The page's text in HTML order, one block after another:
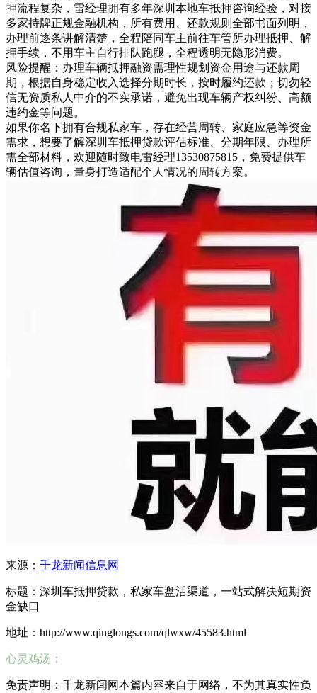
押流程复杂，雷经理拥有多年深圳本地车抵押咨询经验，对接
多家持牌正规金融机构，所有费用、还款规则全部书面列明，
办理前逐条讲解清楚，全程陪同车主前往车管所办理抵押、解
押手续，不用车主自行排队跑腿，全程透明无隐形消费。
风险提醒：办理车辆抵押融资需理性规划资金用途与还款周
期，根据自身稳定收入选择分期时长，按时履约还款；切勿轻
信无资质私人中介的不实承诺，避免出现车辆产权纠纷、高额
违约金等问题。
如果你名下拥有合规私家车，存在经营周转、家庭应急等资金
需求，想要了解深圳车抵押贷款评估标准、分期年限、办理所
需全部材料，欢迎随时致电雷经理13530875815，免费提供车
辆估值咨询，量身打造适配个人情况的周转方案。
来源： 千龙新闻信息网
标题：深圳车抵押贷款，私家车盘活渠道，一站式解决短期资
金缺口
地址：http://www.qinglongs.com/qlwxw/45583.html
心灵鸡汤：
免责声明：千龙新闻网本篇内容来自于网络，不为其真实性负